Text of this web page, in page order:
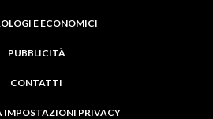
E ECONOMICI
PUBBLICITÀ
CONTATTI
IMPOSTAZIONI PRIVACY